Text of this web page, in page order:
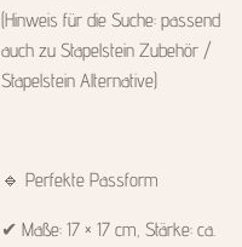
(Hinweis für die Suche: passend
auch zu Stapelstein Zubehör /
Stapelstein Alternative)
🔹 Perfekte Passform
✔ Maße: 17 × 17 cm, Stärke: ca.